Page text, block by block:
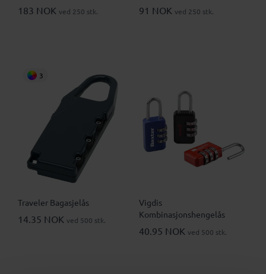
183 NOK ved 250 stk. 91 NOK ved 250 stk.
3
Traveler Bagasjelås
14.35 NOK ved 500 stk.
Vigdis
Kombinasjonshengelås
40.95 NOK ved 500 stk.